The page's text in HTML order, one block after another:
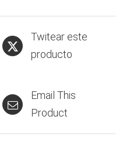
Twitear este
producto
Email This
Product